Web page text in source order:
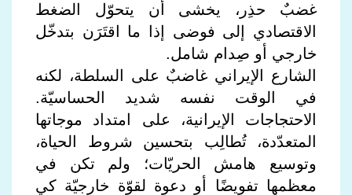
غضبٌ حذِر، يخشى أن يتحوّل الضغط
الاقتصادي إلى فوضى إذا ما اقتَرَن بتدخّل
خارجي أو صِدام شامل.
الشارع الإيراني غاضبٌ على السلطة، لكنه
في الوقت نفسه شديد الحساسيّة.
الاحتجاجات الإيرانية، على امتداد موجاتها
المتعدّدة، تُطالِب بتحسين شروط الحياة،
وتوسيع هامش الحريّات؛ ولم تكن في
معظمها تفويضًا أو دعوة لقوّة خارجيّة كي